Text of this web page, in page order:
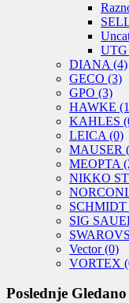
UTG
DIANA (4)
GECO (3)
GPO (3)
HAWKE
KAHLES
LEICA (0)
MAUSER
MEOPTA
NIKKO
SCHMIDT
SIG
Vector(0)
VORTEX
Poslednje Gledano